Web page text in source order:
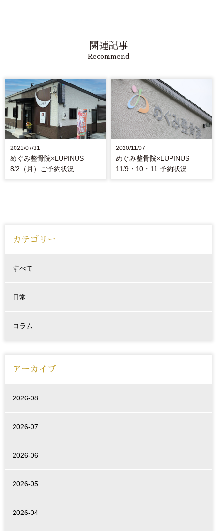
関連記事
Recommend
2021/07/31
めぐみ整骨院×LUPINUS
8/2（月）ご予約状況
2020/11/07
めぐみ整骨院×LUPINUS
11/9・10・11 予約状況
カテゴリー
すべて
日常
コラム
アーカイブ
2026-08
2026-07
2026-06
2026-05
2026-04